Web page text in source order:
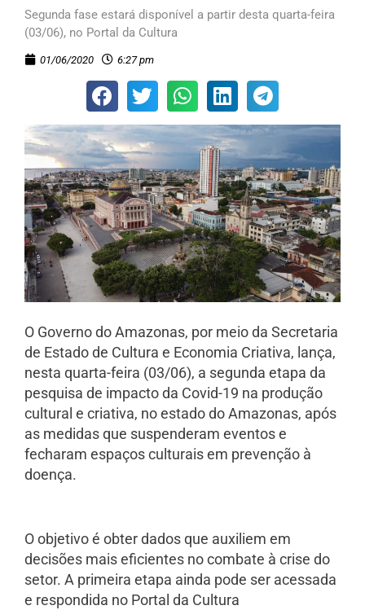
Segunda fase estará disponível a partir desta quarta-feira
(03/06), no Portal da Cultura
01/06/2020 6:27 pm
O Governo do Amazonas, por meio da Secretaria
de Estado de Cultura e Economia Criativa, lança,
nesta quarta-feira (03/06), a segunda etapa da
pesquisa de impacto da Covid-19 na produção
cultural e criativa, no estado do Amazonas, após
as medidas que suspenderam eventos e
fecharam espaços culturais em prevenção à
doença.
O objetivo é obter dados que auxiliem em
decisões mais eficientes no combate à crise do
setor. A primeira etapa ainda pode ser acessada
e respondida no Portal da Cultura